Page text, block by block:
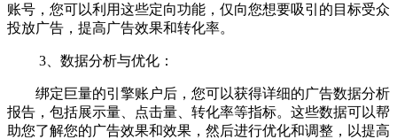
账号，您可以利用这些定向功能，仅向您想要吸引的目标受众
投放广告，提高广告效果和转化率。
3、数据分析与优化：
绑定巨量的引擎账户后，您可以获得详细的广告数据分析
报告，包括展示量、点击量、转化率等指标。这些数据可以帮
助您了解您的广告效果和效果，然后进行优化和调整，以提高